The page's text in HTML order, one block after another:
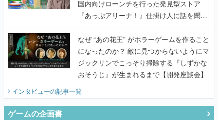
国内向けローンチを行った発見型ストア
『あっぷアリーナ！』仕掛け人に話を聞い
てみた
なぜ “あの花王” がホラーゲームを作ること
になったのか？ 敵に見つからないようにマ
ジックリンでこっそり掃除する『しずかな
おそうじ』が生まれるまで【開発座談会】
インタビューの記事一覧
ゲームの企画書